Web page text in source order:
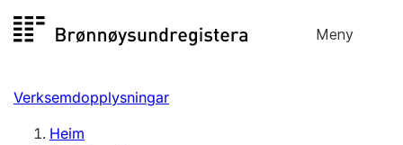
til
Meny
Registersøk
Aksjeselskap
Verksemdopplysningar
Heim